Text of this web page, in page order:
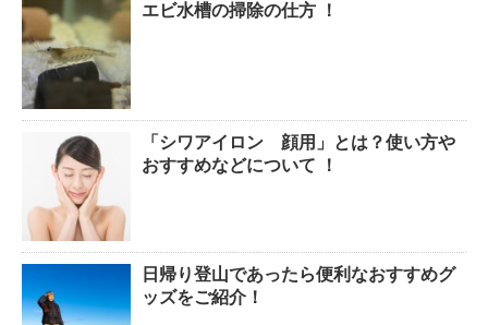
点滴でできたむくみを簡単に解
郵便局に転居届を！一人暮しの
第一歩
排卵日・高温期の数え方って？
エビ水槽の掃除の仕方 ！
「シワアイロン 顔用」とは？使い方や
おすすめなどについて ！
日帰り登山であったら便利なおすすめグ
ッズをご紹介！